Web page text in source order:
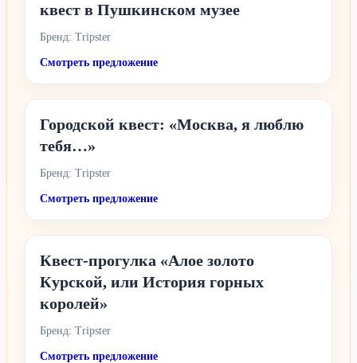
квест в Пушкинском музее
Бренд: Tripster
Смотреть предложение
Городской квест: «Москва, я люблю
тебя…»
Бренд: Tripster
Смотреть предложение
Квест-прогулка «Алое золото
Курской, или История горных
королей»
Бренд: Tripster
Смотреть предложение